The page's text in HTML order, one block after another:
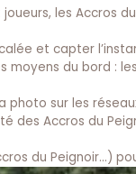
les Accros
et capter
moyens du bord :
sur les
des Accros du
du Peignoir…)